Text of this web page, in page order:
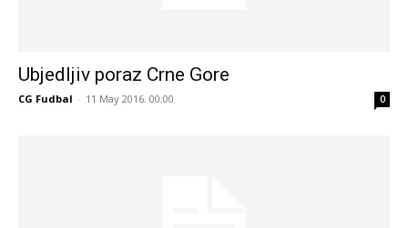
Ubjedljiv poraz Crne Gore
CG Fudbal - 11 May 2016. 00:00 0